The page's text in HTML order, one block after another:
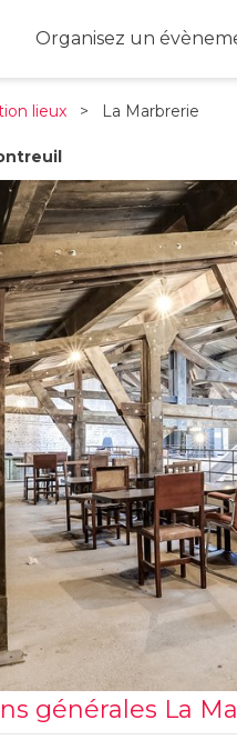
Organisez un
lieux > La Marbrerie
générales La